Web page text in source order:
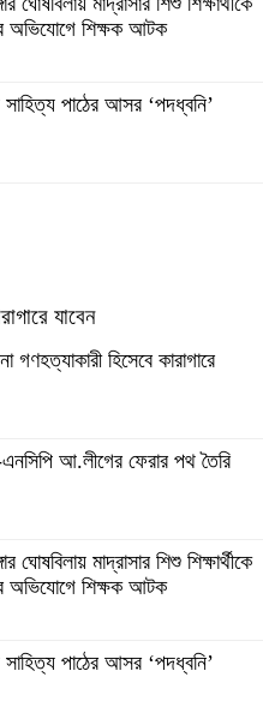
অভিযোগে শিক্ষক আটক
সাহিত্য পাঠের আসর ‘পদধ্বনি’
যাবেন
গণহত্যাকারী হিসেবে কারাগারে
এনসিপি আ.লীগের ফেরার পথ তৈরি
ঘোষবিলায় মাদ্রাসার শিশু শিক্ষার্থীকে
অভিযোগে শিক্ষক আটক
সাহিত্য পাঠের আসর ‘পদধ্বনি’